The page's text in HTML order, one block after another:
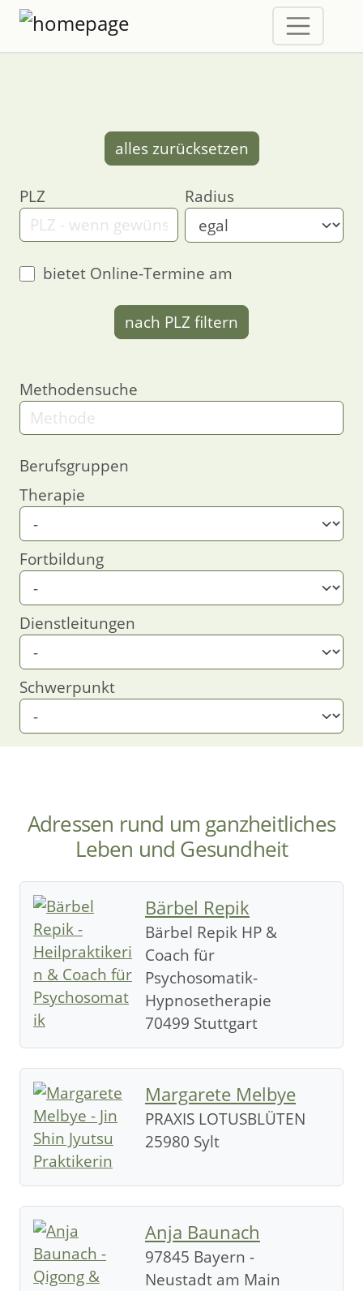
Adressen rund um ganzheitliches
Leben und Gesundheit
Bärbel Repik
Bärbel Repik HP &
Coach für
Psychosomatik-
Hypnosetherapie
70499 Stuttgart
Margarete Melbye
PRAXIS LOTUSBLÜTEN
25980 Sylt
Anja Baunach
97845 Bayern -
Neustadt am Main
alles zurücksetzen
PLZ Radius
bietet Online-Termine am
nach PLZ filtern
Methodensuche
Berufsgruppen
Therapie
Fortbildung
Dienstleitungen
Schwerpunkt